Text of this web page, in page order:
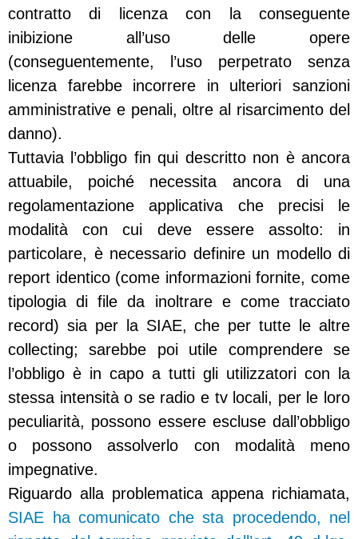
contratto di licenza con la conseguente
inibizione all’uso delle opere
(conseguentemente, l’uso perpetrato senza
licenza farebbe incorrere in ulteriori sanzioni
amministrative e penali, oltre al risarcimento del
danno).
Tuttavia l’obbligo fin qui descritto non è ancora
attuabile, poiché necessita ancora di una
regolamentazione applicativa che precisi le
modalità con cui deve essere assolto: in
particolare, è necessario definire un modello di
report identico (come informazioni fornite, come
tipologia di file da inoltrare e come tracciato
record) sia per la SIAE, che per tutte le altre
collecting; sarebbe poi utile comprendere se
l’obbligo è in capo a tutti gli utilizzatori con la
stessa intensità o se radio e tv locali, per le loro
peculiarità, possono essere escluse dall’obbligo
o possono assolverlo con modalità meno
impegnative.
Riguardo alla problematica appena richiamata,
SIAE ha comunicato che sta procedendo, nel